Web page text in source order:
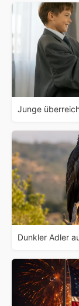
Junge
Dunkler Adler